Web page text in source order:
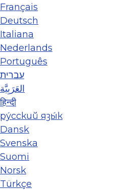
Français
Deutsch
Italiana
Nederlands
Português
עברית
العَرَبِيَّة
हिन्दी
ру́сский язы́к
Dansk
Svenska
Suomi
Norsk
Türkçe